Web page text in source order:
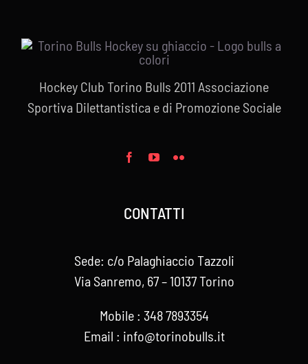
Hockey Club Torino Bulls 2011 Associazione
Sportiva Dilettantistica e di Promozione Sociale
CONTATTI
Sede: c/o Palaghiaccio Tazzoli
Via Sanremo, 67 – 10137 Torino
Mobile : 348 7893354
Email : info@torinobulls.it